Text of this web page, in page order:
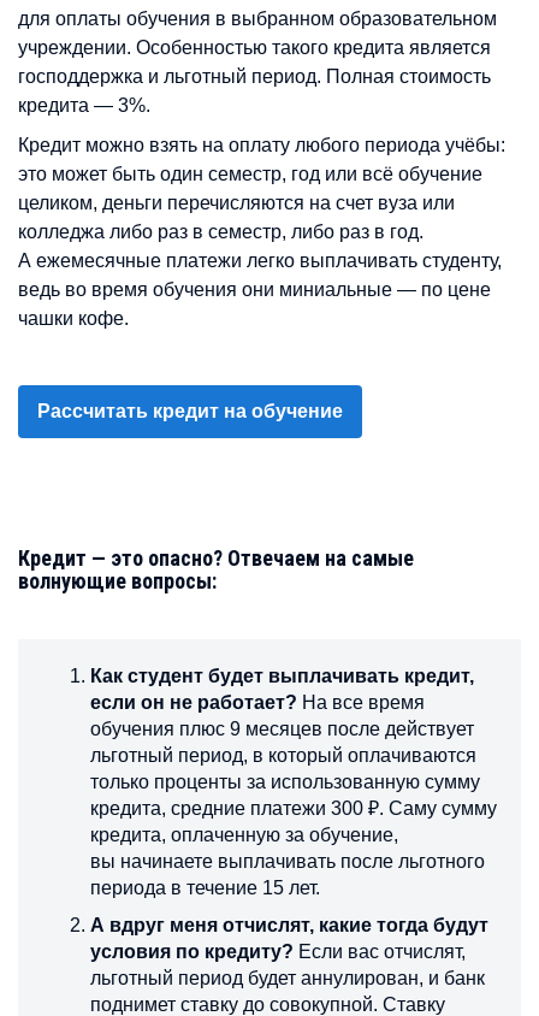
для оплаты обучения в выбранном образовательном
учреждении. Особенностью такого кредита является
господдержка и льготный период. Полная стоимость
кредита — 3%.
Кредит можно взять на оплату любого периода учёбы:
это может быть один семестр, год или всё обучение
целиком, деньги перечисляются на счет вуза или
колледжа либо раз в семестр, либо раз в год.
А ежемесячные платежи легко выплачивать студенту,
ведь во время обучения они миниальные — по цене
чашки кофе.
Рассчитать кредит на обучение
Кредит — это опасно? Отвечаем на самые
волнующие вопросы:
Как студент будет выплачивать кредит,
если он не работает? На все время
обучения плюс 9 месяцев после действует
льготный период, в который оплачиваются
только проценты за использованную сумму
кредита, средние платежи 300 ₽. Саму сумму
кредита, оплаченную за обучение,
вы начинаете выплачивать после льготного
периода в течение 15 лет.
А вдруг меня отчислят, какие тогда будут
условия по кредиту? Если вас отчислят,
льготный период будет аннулирован, и банк
поднимет ставку до совокупной. Ставку